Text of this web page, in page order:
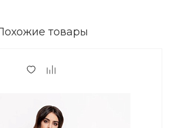
товары